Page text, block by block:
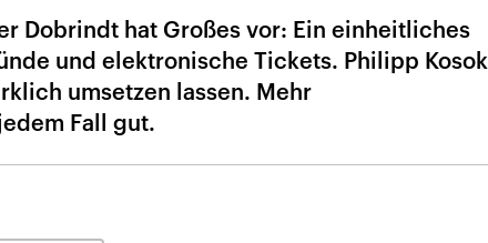
Dobrindt hat Großes vor: Ein einheitliches
und elektronische Tickets. Philipp Kosok
umsetzen lassen. Mehr
Fall gut.